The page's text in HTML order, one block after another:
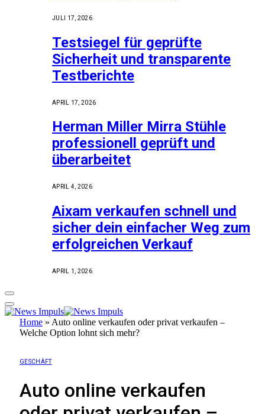
JULI 17, 2026
Testsiegel für geprüfte
Sicherheit und transparente
Testberichte
APRIL 17, 2026
Herman Miller Mirra Stühle
professionell geprüft und
überarbeitet
APRIL 4, 2026
Aixam verkaufen schnell und
sicher dein einfacher Weg zum
erfolgreichen Verkauf
APRIL 1, 2026
Home » Auto online verkaufen oder privat verkaufen –
Welche Option lohnt sich mehr?
GESCHÄFT
Auto online verkaufen